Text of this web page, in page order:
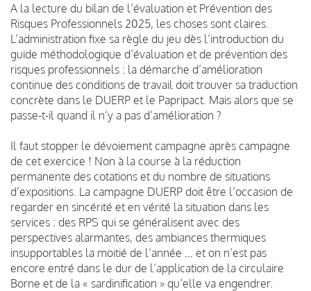
A la lecture du bilan de l’évaluation et Prévention des
Risques Professionnels 2025, les choses sont claires.
L’administration fixe sa règle du jeu dès l’introduction du
guide méthodologique d’évaluation et de prévention des
risques professionnels : la démarche d’amélioration
continue des conditions de travail doit trouver sa traduction
concrète dans le DUERP et le Papripact. Mais alors que se
passe-t-il quand il n’y a pas d’amélioration ?
Il faut stopper le dévoiement campagne après campagne
de cet exercice ! Non à la course à la réduction
permanente des cotations et du nombre de situations
d’expositions. La campagne DUERP doit être l’occasion de
regarder en sincérité et en vérité la situation dans les
services : des RPS qui se généralisent avec des
perspectives alarmantes, des ambiances thermiques
insupportables la moitié de l’année … et on n’est pas
encore entré dans le dur de l’application de la circulaire
Borne et de la « sardinification » qu’elle va engendrer.